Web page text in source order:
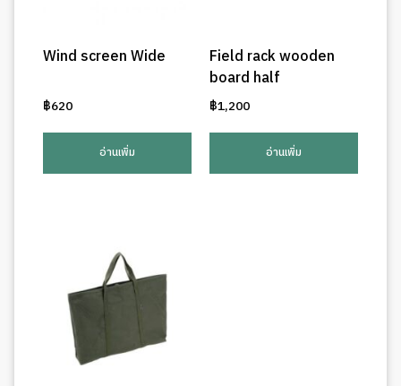
Wind screen Wide
฿620
อ่านเพิ่ม
Field rack wooden
board half
฿1,200
อ่านเพิ่ม